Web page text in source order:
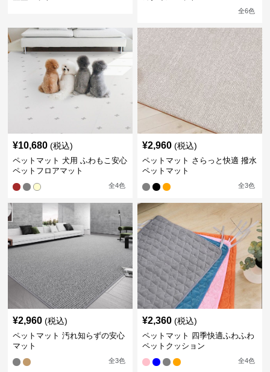
全6色
¥10,680 (税込)
ペットマット 犬用 ふわもこ安心
ペットフロアマット
全4色
¥2,960 (税込)
ペットマット さらっと快適 撥水
ペットマット
全3色
¥2,960 (税込)
ペットマット 汚れ知らずの安心
マット
全3色
¥2,360 (税込)
ペットマット 四季快適ふわふわ
ペットクッション
全4色